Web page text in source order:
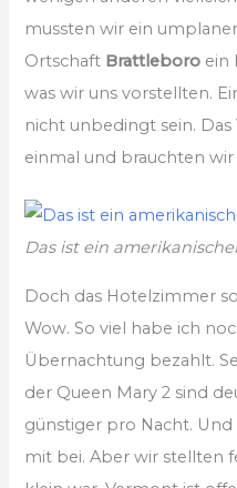
mussten wir ein
Ortschaft Brattleboro ein
was wir uns vorstellten.
nicht unbedingt sein.
einmal und brauchten
Das ist ein
Doch das Hotelzimmer
Wow. So viel habe ich
Übernachtung bezahlt.
der Queen Mary 2 sind
günstiger pro Nacht.
mit bei. Aber wir stellten